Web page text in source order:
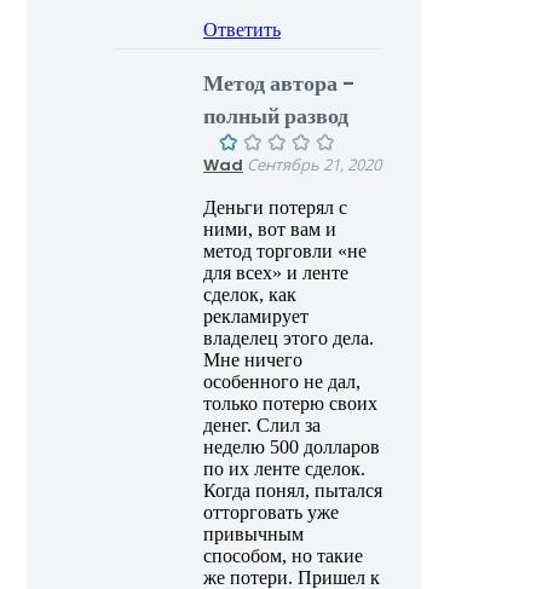
Ответить
Метод автора -
полный развод
Wad Сентябрь 21, 2020
Деньги потерял с
ними, вот вам и
метод торговли «не
для всех» и ленте
сделок, как
рекламирует
владелец этого дела.
Мне ничего
особенного не дал,
только потерю своих
денег. Слил за
неделю 500 долларов
по их ленте сделок.
Когда понял, пытался
отторговать уже
привычным
способом, но такие
же потери. Пришел к